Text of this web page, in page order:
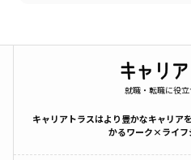
就職・転職に役
キャリアトラスはより豊かなキャリア
かるワーク×ライフ